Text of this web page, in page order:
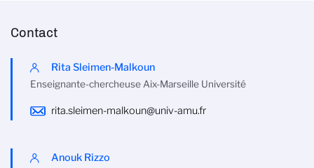
Contact
Rita Sleimen-Malkoun
Enseignante-chercheuse Aix-Marseille Université
rita.sleimen-malkoun@univ-amu.fr
Anouk Rizzo